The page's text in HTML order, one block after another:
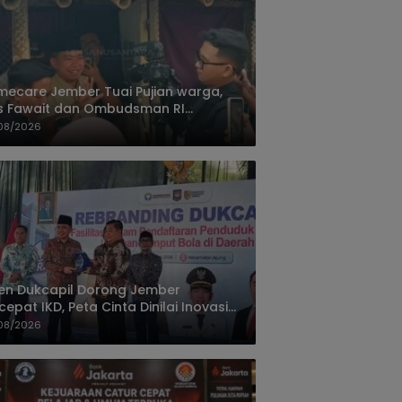
Jember Tuai Pujian warga,
Fawait dan Ombudsman RI
Layanan Kesehatan Rumah
2026
Dukcapil Dorong Jember
IKD, Peta Cinta Dinilai Inovasi
Terbaik
2026